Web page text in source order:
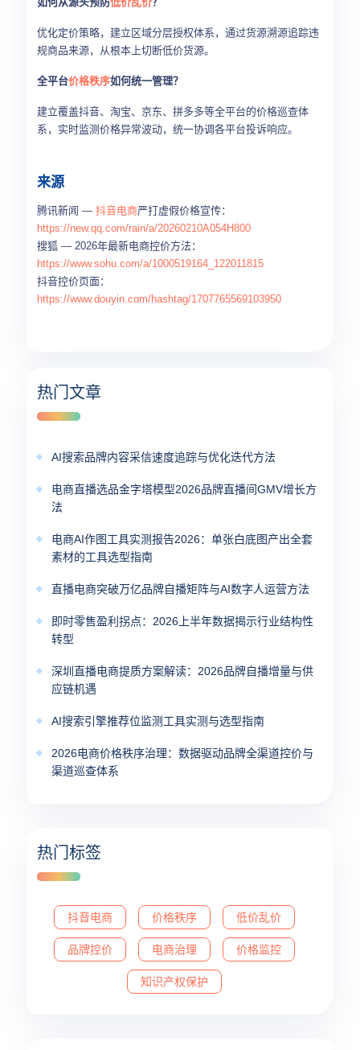
优化定价策略，建立区域分层授权体系，通过货源溯源追踪违
规商品来源，从根本上切断低价货源。
全平台价格秩序如何统一管理？
建立覆盖抖音、淘宝、京东、拼多多等全平台的价格巡查体
系，实时监测价格异常波动，统一协调各平台投诉响应。
来源
腾讯新闻 — 抖音电商严打虚假价格宣传：
https://new.qq.com/rain/a/20260210A054H800
搜狐 — 2026年最新电商控价方法：
https://www.sohu.com/a/1000519164_122011815
抖音控价页面：
https://www.douyin.com/hashtag/1707765569103950
热门文章
AI搜索品牌内容采信速度追踪与优化迭代方法
电商直播选品金字塔模型2026品牌直播间GMV增长方
法
电商AI作图工具实测报告2026：单张白底图产出全套
素材的工具选型指南
直播电商突破万亿品牌自播矩阵与AI数字人运营方法
即时零售盈利拐点：2026上半年数据揭示行业结构性
转型
深圳直播电商提质方案解读：2026品牌自播增量与供
应链机遇
AI搜索引擎推荐位监测工具实测与选型指南
2026电商价格秩序治理：数据驱动品牌全渠道控价与
渠道巡查体系
热门标签
抖音电商 价格秩序 低价乱价
品牌控价 电商治理 价格监控
知识产权保护